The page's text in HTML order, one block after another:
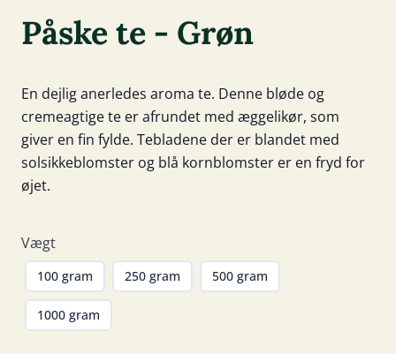
Påske te - Grøn
En dejlig anerledes aroma te. Denne bløde og
cremeagtige te er afrundet med æggelikør, som
giver en fin fylde. Tebladene der er blandet med
solsikkeblomster og blå kornblomster er en fryd for
øjet.
Vægt
100 gram 250 gram 500 gram
1000 gram